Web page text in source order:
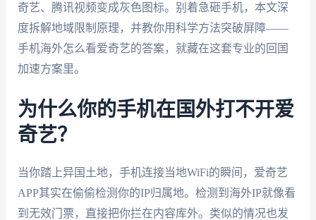
奇艺、腾讯视频变成灰色图标。别着急砸手机，本文深
度拆解地域限制原理，并教你用科学方法突破屏障——
手机海外怎么看爱奇艺的答案，就藏在这套专业的回国
加速方案里。
为什么你的手机在国外打不开爱
奇艺？
当你踏上异国土地，手机连接当地WiFi的瞬间，爱奇艺
APP其实在偷偷检测你的IP归属地。检测到海外IP就像看
到无效门票，直接把你拦在内容库外。类似的情况也发